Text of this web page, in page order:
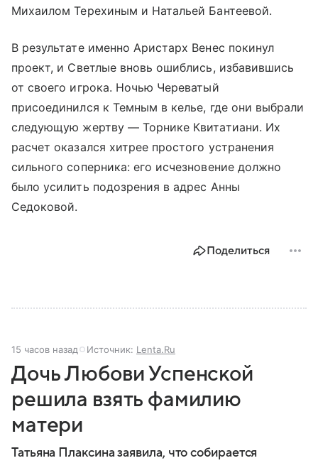
Михаилом Терехиным и Натальей Бантеевой.
В результате именно Аристарх Венес покинул
проект, и Светлые вновь ошиблись, избавившись
от своего игрока. Ночью Череватый
присоединился к Темным в келье, где они выбрали
следующую жертву — Торнике Квитатиани. Их
расчет оказался хитрее простого устранения
сильного соперника: его исчезновение должно
было усилить подозрения в адрес Анны
Седоковой.
Поделиться
15 часов назад Источник: Lenta.Ru
Дочь Любови Успенской
решила взять фамилию
матери
Татьяна Плаксина заявила, что собирается